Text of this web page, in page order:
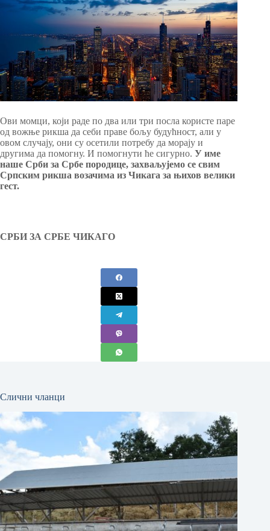
Ови момци, који раде по два или три посла користе паре
од вожње рикша да себи праве бољу будућност, али у
овом случају, они су осетили потребу да морају и
другима да помогну. И помогнути ће сигурно. У име
наше Срби за Србе породице, захваљујемо се свим
Српским рикша возачима из Чикага за њихов велики
гест.
СРБИ ЗА СРБЕ ЧИКАГО
Слични чланци